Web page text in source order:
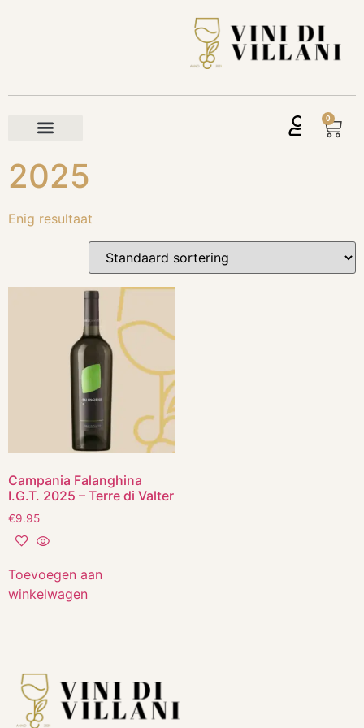
0
2025
Enig resultaat
Campania Falanghina
I.G.T. 2025 – Terre di Valter
€9.95
Toevoegen aan
winkelwagen